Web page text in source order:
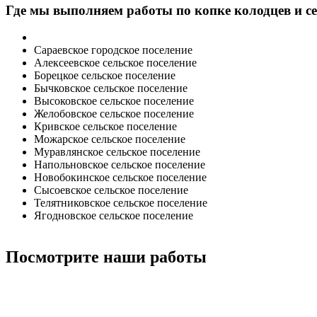
Где мы выполняем работы по копке колодцев и
Сараевское городское поселение
Алексеевское сельское поселение
Борецкое сельское поселение
Бычковское сельское поселение
Высоковское сельское поселение
Желобовское сельское поселение
Кривское сельское поселение
Можарское сельское поселение
Муравлянское сельское поселение
Напольновское сельское поселение
Новобокинское сельское поселение
Сысоевское сельское поселение
Телятниковское сельское поселение
Ягодновское сельское поселение
Посмотрите наши работы